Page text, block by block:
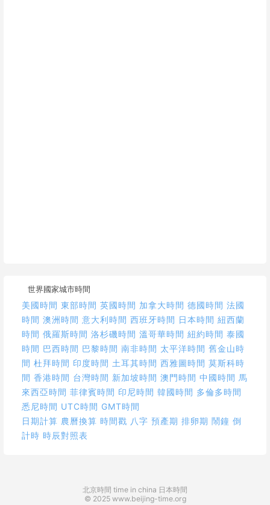
世界國家城市時間
美國時間 東部時間 英國時間 加拿大時間 德國時間 法國
時間 澳洲時間 意大利時間 西班牙時間 日本時間 紐西蘭
時間 俄羅斯時間 洛杉磯時間 溫哥華時間 紐約時間 泰國
時間 巴西時間 巴黎時間 南非時間 太平洋時間 舊金山時
間 杜拜時間 印度時間 土耳其時間 西雅圖時間 莫斯科時
間 香港時間 台灣時間 新加坡時間 澳門時間 中國時間 馬
來西亞時間 菲律賓時間 印尼時間 韓國時間 多倫多時間
悉尼時間 UTC時間 GMT時間
日期計算 農曆換算 時間戳 八字 預產期 排卵期 鬧鐘 倒
計時 時辰對照表
北京時間 time in china 日本時間
© 2025 www.beijing-time.org